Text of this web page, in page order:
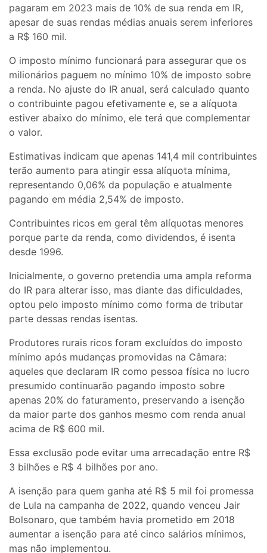
pagaram em 2023 mais de 10% de sua renda em IR,
apesar de suas rendas médias anuais serem inferiores
a R$ 160 mil.
O imposto mínimo funcionará para assegurar que os
milionários paguem no mínimo 10% de imposto sobre
a renda. No ajuste do IR anual, será calculado quanto
o contribuinte pagou efetivamente e, se a alíquota
estiver abaixo do mínimo, ele terá que complementar
o valor.
Estimativas indicam que apenas 141,4 mil contribuintes
terão aumento para atingir essa alíquota mínima,
representando 0,06% da população e atualmente
pagando em média 2,54% de imposto.
Contribuintes ricos em geral têm alíquotas menores
porque parte da renda, como dividendos, é isenta
desde 1996.
Inicialmente, o governo pretendia uma ampla reforma
do IR para alterar isso, mas diante das dificuldades,
optou pelo imposto mínimo como forma de tributar
parte dessas rendas isentas.
Produtores rurais ricos foram excluídos do imposto
mínimo após mudanças promovidas na Câmara:
aqueles que declaram IR como pessoa física no lucro
presumido continuarão pagando imposto sobre
apenas 20% do faturamento, preservando a isenção
da maior parte dos ganhos mesmo com renda anual
acima de R$ 600 mil.
Essa exclusão pode evitar uma arrecadação entre R$
3 bilhões e R$ 4 bilhões por ano.
A isenção para quem ganha até R$ 5 mil foi promessa
de Lula na campanha de 2022, quando venceu Jair
Bolsonaro, que também havia prometido em 2018
aumentar a isenção para até cinco salários mínimos,
mas não implementou.